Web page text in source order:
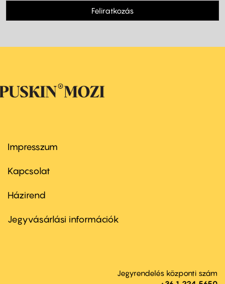
Feliratkozás
Footer
first
Impresszum
Kapcsolat
Footer
second
Házirend
Jegyvásárlási információk
Jegyrendelés központi szám